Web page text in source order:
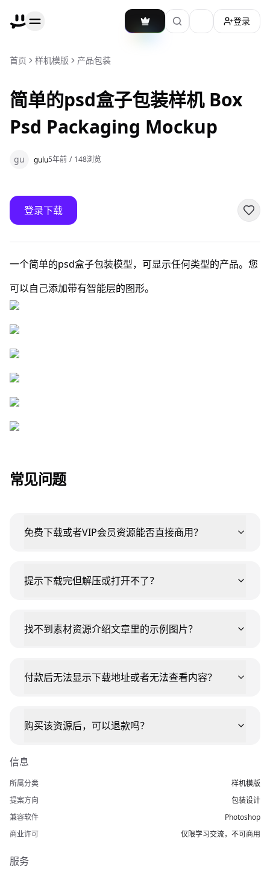
加载主题切换
登录
首页 样机模版 产品包装
简单的psd盒子包装样机 Box
Psd Packaging Mockup
gu gulu5年前 / 148浏览
登录下载
一个简单的psd盒子包装模型，可显示任何类型的产品。您
可以自己添加带有智能层的图形。
常见问题
免费下载或者VIP会员资源能否直接商用？
提示下载完但解压或打开不了？
找不到素材资源介绍文章里的示例图片？
付款后无法显示下载地址或者无法查看内容？
购买该资源后，可以退款吗？
信息
所属分类
样机模版
提案方向
包装设计
兼容软件
Photoshop
商业许可
仅限学习交流，不可商用
服务